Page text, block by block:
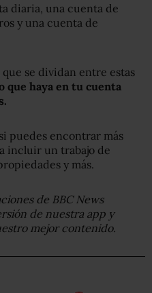
diaria, una cuenta de
y una cuenta de
se dividan entre estas
que haya en tu cuenta
puedes encontrar más
incluir un trabajo de
y más.
de BBC News
de nuestra app y
mejor contenido.